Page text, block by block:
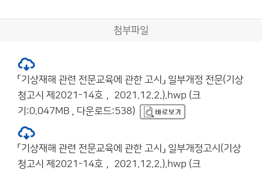
첨부파일
「기상재해 관련 전문교육에 관한 고시」 일부개정 전문(기상
청고시 제2021-14호， 2021.12.2.).hwp (크
기:0.047MB , 다운로드:538)
「기상재해 관련 전문교육에 관한 고시」 일부개정고시(기상
청고시 제2021-14호， 2021.12.2.).hwp (크